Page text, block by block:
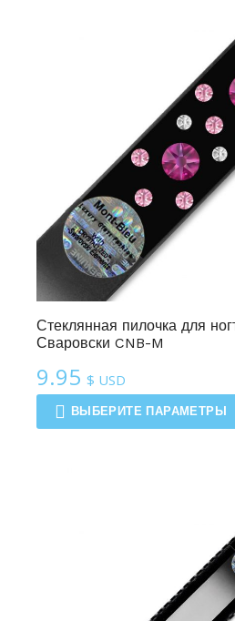
Стеклянная пилочка для
Сваровски CNB-M
9.95$ USD
ВЫБЕРИТЕ ПАРАМЕТРЫ